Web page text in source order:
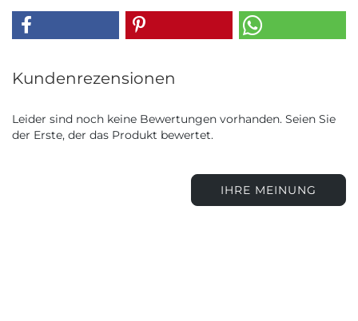
Kundenrezensionen
Leider sind noch keine Bewertungen vorhanden. Seien Sie
der Erste, der das Produkt bewertet.
IHRE MEINUNG